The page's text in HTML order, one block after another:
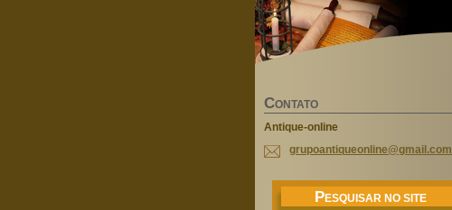
CONTATO
Antique-online
grupoantiqueonline@gmail .com
PESQUISAR NO SITE